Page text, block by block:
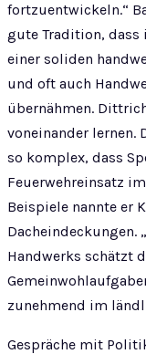
fortzuentwickeln.“
gute Tradition, dass
einer soliden
und oft auch
übernähmen.
voneinander lernen.
so komplex, dass
Feuerwehreinsatz
Beispiele nannte er
Dacheindeckungen.
Handwerks schätzt
zunehmend im
Gespräche mit